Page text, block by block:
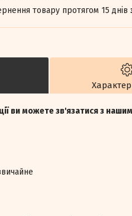
товару протягом 15 днів
ви можете зв'язатися з